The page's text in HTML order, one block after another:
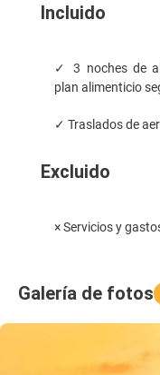
Incluido
✓ 3 noches de
plan alimenticio
✓ Traslados de
Excluido
× Servicios y
Galería de fotos